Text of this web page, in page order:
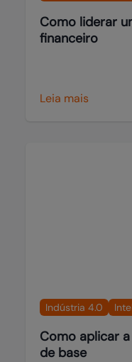
Como liderar
financeiro
Leia mais
Indústria 4.0
Como aplicar
de base